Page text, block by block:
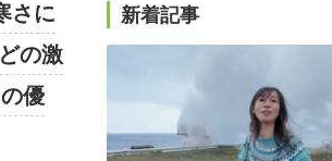
さに
の激
優
新着記事